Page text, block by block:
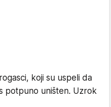
koji su uspeli da
potpuno uništen. Uzrok